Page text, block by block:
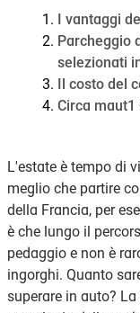
I vantaggi
Parcheggio
selezionati
Il costo del
Circa maut1
L'estate è tempo di
meglio che partire
della Francia, per
è che lungo il
pedaggio e non è
ingorghi. Quanto
superare in auto?